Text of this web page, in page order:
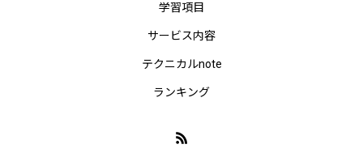
学習項目
サービス内容
テクニカルnote
ランキング